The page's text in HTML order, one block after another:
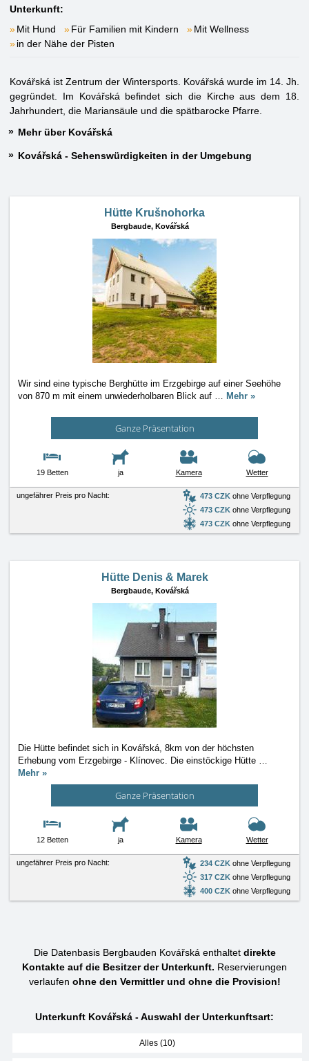
Unterkunft:
Mit Hund
Für Familien mit Kindern
Mit Wellness
in der Nähe der Pisten
Kovářská ist Zentrum der Wintersports. Kovářská wurde im 14. Jh.
gegründet. Im Kovářská befindet sich die Kirche aus dem 18.
Jahrhundert, die Mariansäule und die spätbarocke Pfarre.
Mehr über Kovářská
Kovářská - Sehenswürdigkeiten in der Umgebung
Hütte Krušnohorka
Bergbaude, Kovářská
Wir sind eine typische Berghütte im Erzgebirge auf einer Seehöhe
von 870 m mit einem unwiederholbaren Blick auf … Mehr »
Ganze Präsentation
19 Betten ja Kamera Wetter
ungefährer Preis pro Nacht: 473 CZK ohne Verpflegung
473 CZK ohne Verpflegung
473 CZK ohne Verpflegung
Hütte Denis & Marek
Bergbaude, Kovářská
Die Hütte befindet sich in Kovářská, 8km von der höchsten
Erhebung vom Erzgebirge - Klínovec. Die einstöckige Hütte …
Mehr »
Ganze Präsentation
12 Betten ja Kamera Wetter
ungefährer Preis pro Nacht: 234 CZK ohne Verpflegung
317 CZK ohne Verpflegung
400 CZK ohne Verpflegung
Die Datenbasis Bergbauden Kovářská enthaltet direkte
Kontakte auf die Besitzer der Unterkunft. Reservierungen
verlaufen ohne den Vermittler und ohne die Provision!
Unterkunft Kovářská - Auswahl der Unterkunftsart:
Alles (10)